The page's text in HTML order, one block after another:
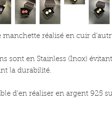
manchette réalisé en cuir
sont en Stainless (Inox)
la durabilité.
d’en réaliser en argent 925